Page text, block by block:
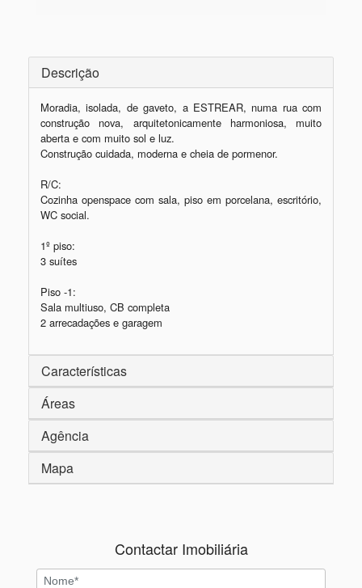
Descrição
Moradia, isolada, de gaveto, a ESTREAR, numa rua com
construção nova, arquitetonicamente harmoniosa, muito
aberta e com muito sol e luz.
Construção cuidada, moderna e cheia de pormenor.
R/C:
Cozinha openspace com sala, piso em porcelana, escritório,
WC social.
1º piso:
3 suítes
Piso -1:
Sala multiuso, CB completa
2 arrecadações e garagem
Características
Áreas
Agência
Mapa
Contactar Imobiliária